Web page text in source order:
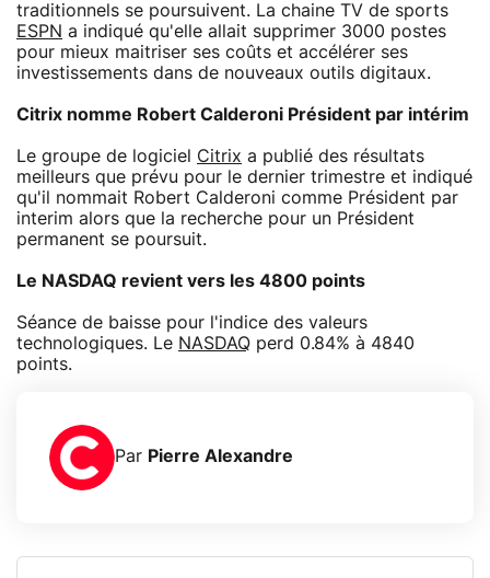
traditionnels se poursuivent. La chaine TV de sports
ESPN a indiqué qu'elle allait supprimer 3000 postes
pour mieux maitriser ses coûts et accélérer ses
investissements dans de nouveaux outils digitaux.
Citrix nomme Robert Calderoni Président par intérim
Le groupe de logiciel Citrix a publié des résultats
meilleurs que prévu pour le dernier trimestre et indiqué
qu'il nommait Robert Calderoni comme Président par
interim alors que la recherche pour un Président
permanent se poursuit.
Le NASDAQ revient vers les 4800 points
Séance de baisse pour l'indice des valeurs
technologiques. Le NASDAQ perd 0.84% à 4840
points.
Par Pierre Alexandre